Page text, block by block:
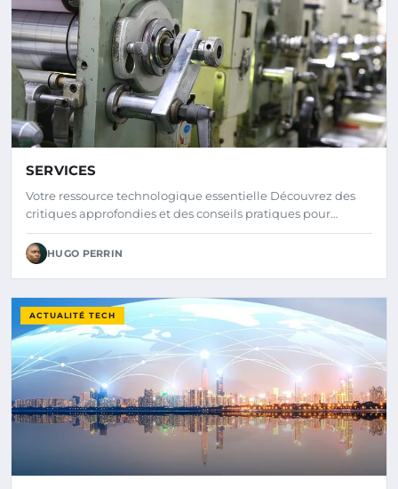
SERVICES
Votre ressource technologique essentielle Découvrez des
critiques approfondies et des conseils pratiques pour…
HUGO PERRIN
ACTUALITÉ TECH